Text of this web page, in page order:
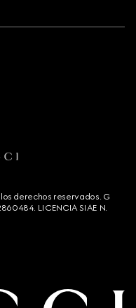
derechos reservados. G
LICENCIA SIAE N.